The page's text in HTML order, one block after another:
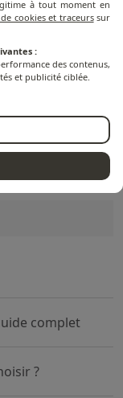
complet
?
à tout moment en
cookies et traceurssur
:
des contenus,
et publicité ciblée.